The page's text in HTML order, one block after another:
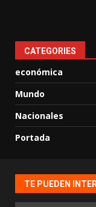
CATEGORIES
económica
Mundo
Nacionales
Portada
TE PUEDEN